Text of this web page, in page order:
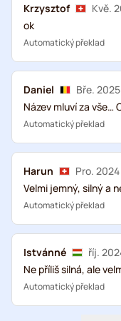
Krzysztof
Kvě.
ok
Automatický překlad
Daniel
Bře. 2025
Název mluví za vše…
Automatický překlad
Harun
Pro. 2024
Velmi jemný, silný a
Automatický překlad
Istvánné
říj.
Ne příliš silná, ale
Automatický překlad